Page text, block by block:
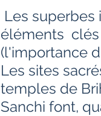
éléments
(l'importance
Les sites
temples de
Sanchi font,